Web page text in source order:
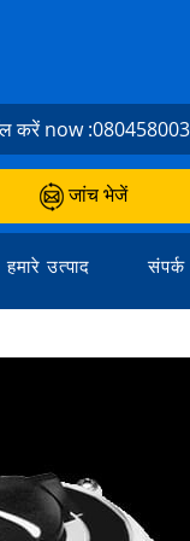
करें now :
जांच भेजें
हमारे उत्पाद